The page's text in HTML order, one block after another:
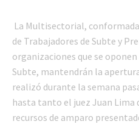
La Multisectorial,
de Trabajadores de Subte y
organizaciones que se
Subte, mantendrán la
realizó durante la semana
hasta tanto el juez Juan Lima
recursos de amparo